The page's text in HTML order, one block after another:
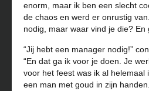
enorm, maar ik ben een slecht
de chaos en werd er onrustig
nodig, maar waar vind je die? En
“Jij hebt een manager nodig!”
“En dat ga ik voor je doen. Je
voor het feest was ik al helemaal
een man met goud in zijn